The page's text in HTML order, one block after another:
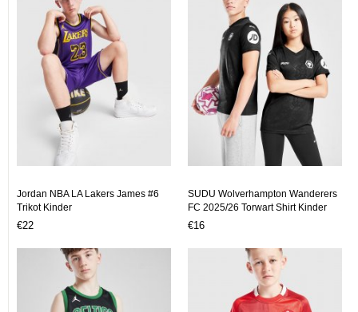
Jordan NBA LA Lakers James #6
Trikot Kinder
€22
SUDU Wolverhampton Wanderers
FC 2025/26 Torwart Shirt Kinder
€16